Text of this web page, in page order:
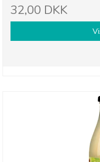
32,00 DKK